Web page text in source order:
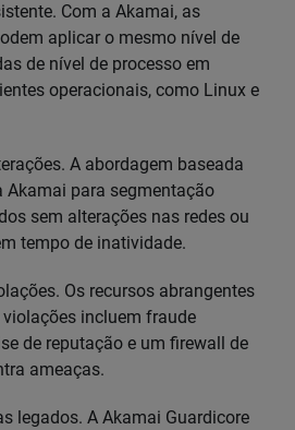
Com a Akamai, as
aplicar o mesmo nível de
de nível de processo em
operacionais, como Linux e
A abordagem baseada
Akamai para segmentação
sem alterações nas redes ou
tempo de inatividade.
Os recursos abrangentes
violações incluem fraude
de reputação e um firewall de
ameaças.
legados. A Akamai Guardicore